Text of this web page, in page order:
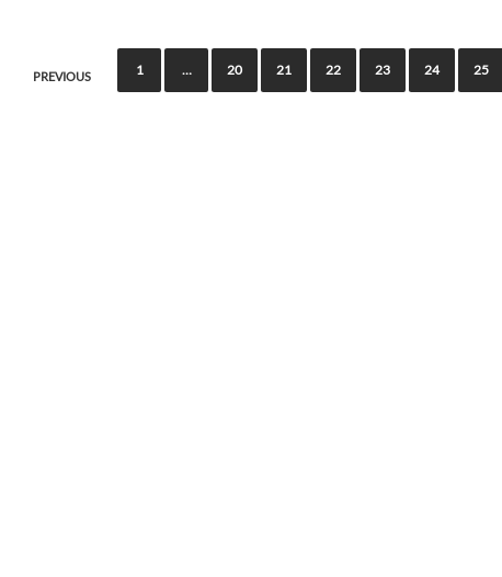
P
PREVIOUS 1 … 20 21 22 23 24 25